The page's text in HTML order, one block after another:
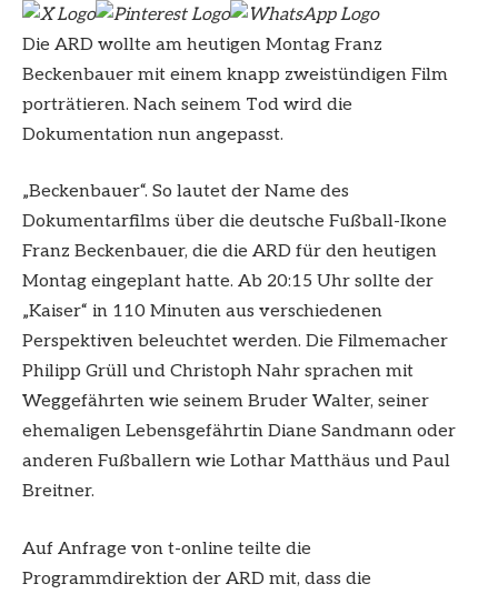
Die ARD wollte am heutigen Montag Franz
Beckenbauer mit einem knapp zweistündigen Film
porträtieren. Nach seinem Tod wird die
Dokumentation nun angepasst.
„Beckenbauer“. So lautet der Name des
Dokumentarfilms über die deutsche Fußball-Ikone
Franz Beckenbauer, die die ARD für den heutigen
Montag eingeplant hatte. Ab 20:15 Uhr sollte der
„Kaiser“ in 110 Minuten aus verschiedenen
Perspektiven beleuchtet werden. Die Filmemacher
Philipp Grüll und Christoph Nahr sprachen mit
Weggefährten wie seinem Bruder Walter, seiner
ehemaligen Lebensgefährtin Diane Sandmann oder
anderen Fußballern wie Lothar Matthäus und Paul
Breitner.
Auf Anfrage von t-online teilte die
Programmdirektion der ARD mit, dass die